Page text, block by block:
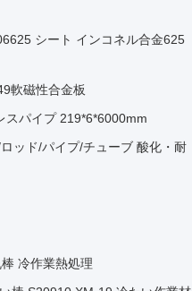
シート インコネル合金625
軟磁性合金板
スパイプ 219*6*6000mm
ッド/パイプ/チューブ 酸化・耐
冷作業熱処理